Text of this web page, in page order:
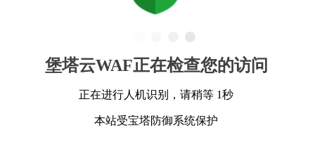
堡塔云WAF正在检查您的访问
正在进行人机识别，请稍等 1秒
本站受宝塔防御系统保护